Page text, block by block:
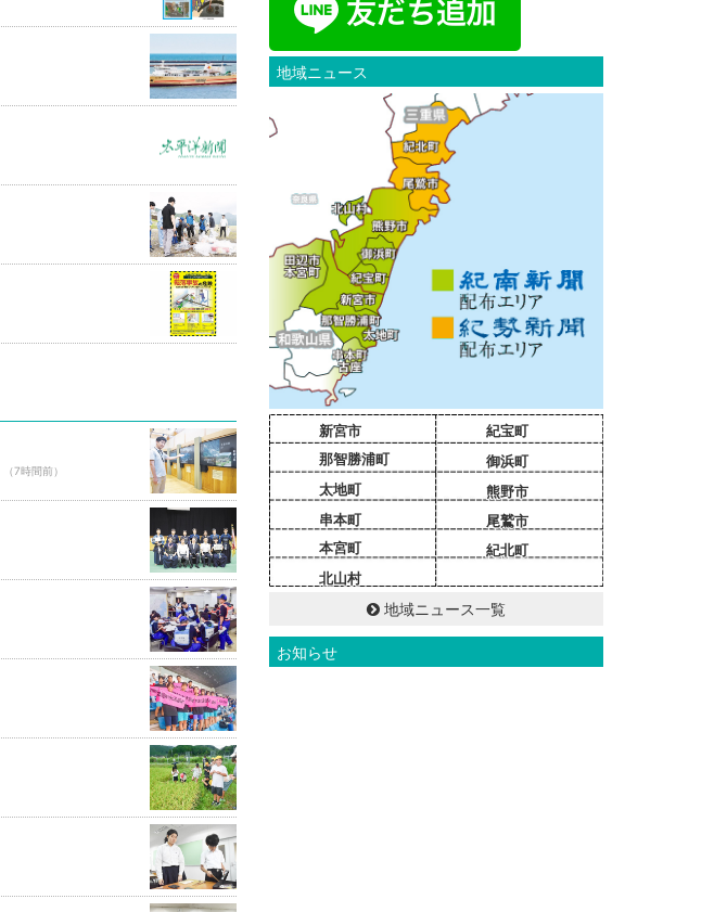
（7時間前）
地域ニュース
新宮市
那智勝浦町
太地町
串本町
本宮町
北山村
紀宝町
御浜町
熊野市
尾鷲市
紀北町
地域ニュース一覧
お知らせ